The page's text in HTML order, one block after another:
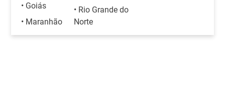
• Goiás
• Maranhão
• Rio Grande do
Norte